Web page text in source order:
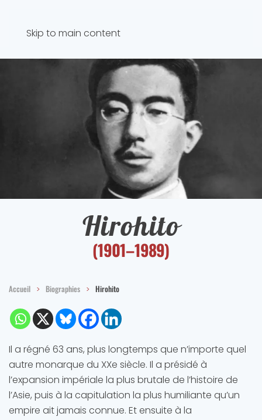
Skip to main content
Hirohito
(1901–1989)
Accueil Biographies Hirohito
Il a régné 63 ans, plus longtemps que n’importe quel
autre monarque du XXe siècle. Il a présidé à
l’expansion impériale la plus brutale de l’histoire de
l’Asie, puis à la capitulation la plus humiliante qu’un
empire ait jamais connue. Et ensuite à la